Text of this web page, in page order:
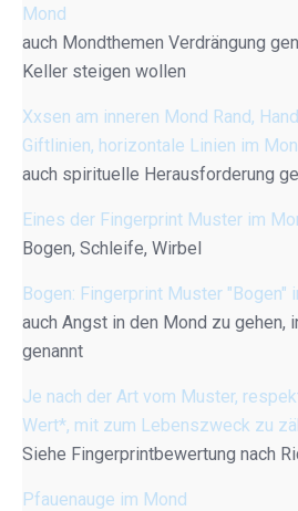
Mond
auch Mondthemen Verdrängung
Keller steigen wollen
Xxsen am inneren Mond Rand,
Giftlinien, horizontale Linien im
auch spirituelle Herausforderung
Eines der Fingerprint Muster im
Bogen, Schleife, Wirbel
Bogen: Fingerprint Muster "Bogen"
auch Angst in den Mond zu gehen,
genannt
Je nach der Art vom Muster,
Wert*, mit zum Lebenszweck zu
Siehe Fingerprintbewertung nach
Pfauenauge im Mond